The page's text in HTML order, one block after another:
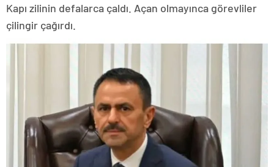
Kapı zilinin defalarca çaldı. Açan olmayınca görevliler
çilingir çağırdı.